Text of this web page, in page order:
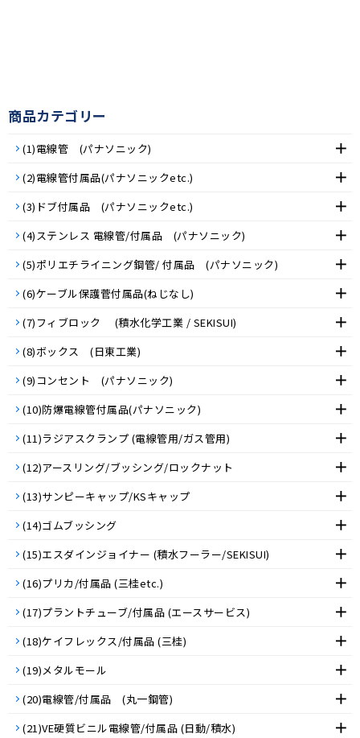
商品カテゴリー
(1)電線管 (パナソニック)
(2)電線管付属品(パナソニックetc.)
(3)ドブ付属品 (パナソニックetc.)
(4)ステンレス 電線管/付属品 (パナソニック)
(5)ポリエチライニング鋼管/ 付属品 (パナソニック)
(6)ケーブル保護菅付属品(ねじなし)
(7)フィブロック (積水化学工業 / SEKISUI)
(8)ボックス (日東工業)
(9)コンセント (パナソニック)
(10)防爆電線管付属品(パナソニック)
(11)ラジアスクランプ (電線管用/ガス管用)
(12)アースリング/ブッシング/ロックナット
(13)サンピーキャップ/KSキャップ
(14)ゴムブッシング
(15)エスダインジョイナー (積水フーラー/SEKISUI)
(16)プリカ/付属品 (三桂etc.)
(17)プラントチューブ/付属品 (エースサービス)
(18)ケイフレックス/付属品 (三桂)
(19)メタルモール
(20)電線管/付属品 (丸一鋼管)
(21)VE硬質ビニル電線管/付属品 (日動/積水)